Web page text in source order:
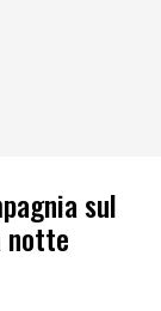
sul
notte